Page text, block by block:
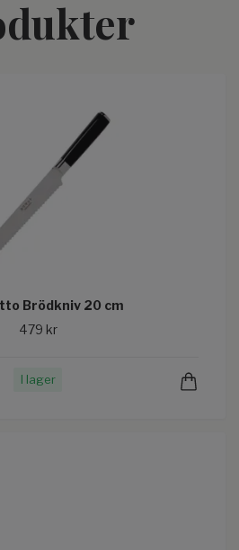
Brödkniv 20 cm
479 kr
I lager